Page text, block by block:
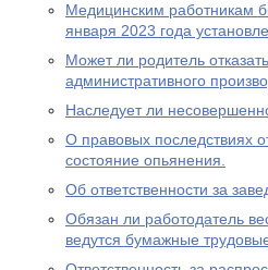
Медицинским работникам
января 2023 года
Может ли родитель
административного
Наследует ли
О правовых последствиях
состояние опьянения.
Об ответственности за
Обязан ли работодатель
ведутся бумажные